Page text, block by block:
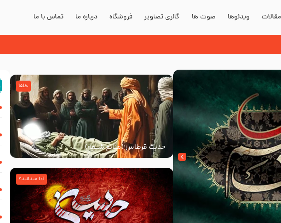
مقالات ویدئوها صوت ها گالری تصاویر فروشگاه درباره ما تماس با ما
حدیث قرطاس (منابع شیعه)
خلفا
آیا میدانید؟